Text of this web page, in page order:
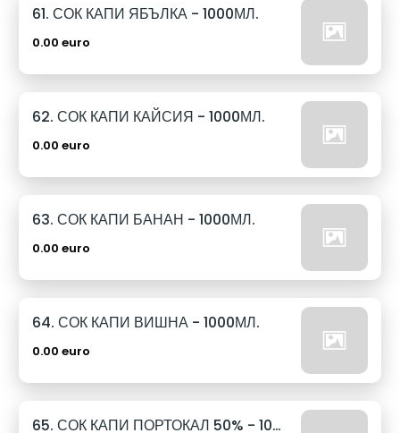
61. СОК КАПИ ЯБЪЛКА - 1000МЛ.
0.00 euro
62. СОК КАПИ КАЙСИЯ - 1000МЛ.
0.00 euro
63. СОК КАПИ БАНАН - 1000МЛ.
0.00 euro
64. СОК КАПИ ВИШНА - 1000МЛ.
0.00 euro
65. СОК КАПИ ПОРТОКАЛ 50% - 1000МЛ.